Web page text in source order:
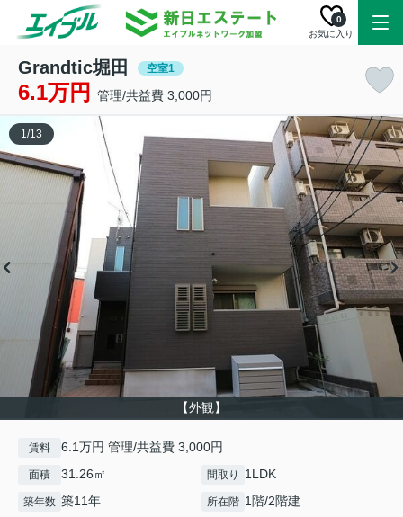
お気に入り
0
Grandtic堀田 空室1
6.1万円 管理/共益費 3,000円
【外観】
1/13
賃料 6.1万円 管理/共益費 3,000円
面積 31.26㎡ 間取り 1LDK
築年数 築11年 所在階 1階/2階建